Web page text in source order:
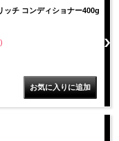
ッチ コンディショナー400g